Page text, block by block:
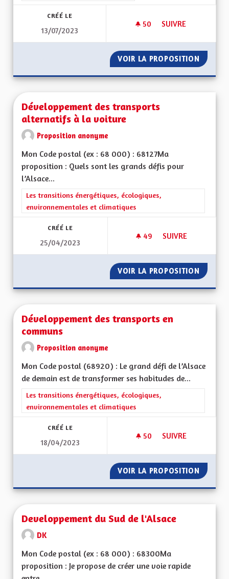
CRÉÉ LE
13/07/2023
50 50 ABONNÉS
SUIVRE
VOIR LA PROPOSITION
Développement des transports
alternatifs à la voiture
Proposition anonyme
Mon Code postal (ex : 68 000) : 68127Ma
proposition : Quels sont les grands défis pour
l’Alsace...
Filtrer les résultats de la catégorie : Les transitions
Les transitions énergétiques, écologiques,
environnementales et climatiques
CRÉÉ LE
25/04/2023
49 49 ABONNÉS
SUIVRE
VOIR LA PROPOSITION
Développement des transports en
communs
Proposition anonyme
Mon Code postal (68920) : Le grand défi de l’Alsace
de demain est de transformer ses habitudes de...
Filtrer les résultats de la catégorie : Les transitions
Les transitions énergétiques, écologiques,
environnementales et climatiques
CRÉÉ LE
18/04/2023
50 50 ABONNÉS
SUIVRE
VOIR LA PROPOSITION
Developpement du Sud de l'Alsace
DK
Mon Code postal (ex : 68 000) : 68300Ma
proposition : Je propose de créer une voie rapide